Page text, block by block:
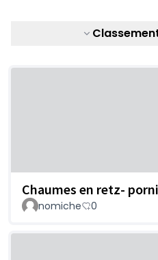
Chaumes en retz-
nomiche 0